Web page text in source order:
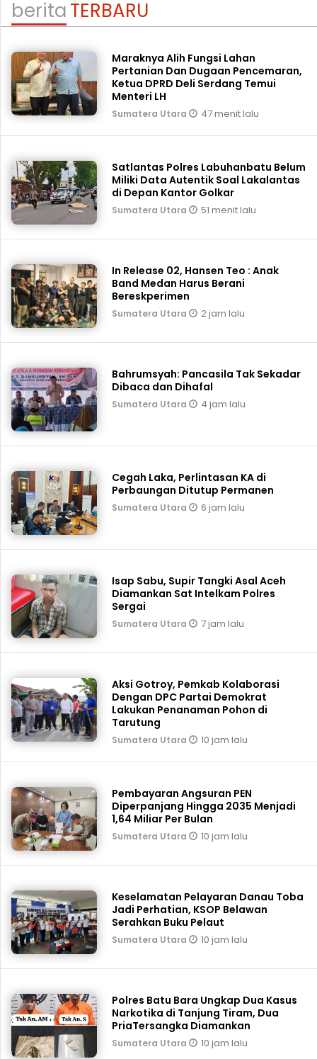
beritaTERBARU
Maraknya Alih Fungsi Lahan
Pertanian Dan Dugaan Pencemaran,
Ketua DPRD Deli Serdang Temui
Menteri LH
Sumatera Utara 47 menit lalu
Satlantas Polres Labuhanbatu Belum
Miliki Data Autentik Soal Lakalantas
di Depan Kantor Golkar
Sumatera Utara 51 menit lalu
In Release 02, Hansen Teo : Anak
Band Medan Harus Berani
Bereskperimen
Sumatera Utara 2 jam lalu
Bahrumsyah: Pancasila Tak Sekadar
Dibaca dan Dihafal
Sumatera Utara 4 jam lalu
Cegah Laka, Perlintasan KA di
Perbaungan Ditutup Permanen
Sumatera Utara 6 jam lalu
Isap Sabu, Supir Tangki Asal Aceh
Diamankan Sat Intelkam Polres
Sergai
Sumatera Utara 7 jam lalu
Aksi Gotroy, Pemkab ‎Kolaborasi
Dengan DPC Partai Demokrat
Lakukan Penanaman Pohon di
Tarutung
Sumatera Utara 10 jam lalu
Pembayaran Angsuran PEN
Diperpanjang Hingga 2035 Menjadi
1,64 Miliar Per Bulan
Sumatera Utara 10 jam lalu
Keselamatan Pelayaran Danau Toba
Jadi Perhatian, KSOP Belawan
Serahkan Buku Pelaut
Sumatera Utara 10 jam lalu
Polres Batu Bara Ungkap Dua Kasus
Narkotika di Tanjung Tiram, Dua
PriaTersangka Diamankan
Sumatera Utara 10 jam lalu